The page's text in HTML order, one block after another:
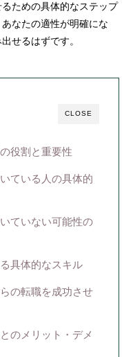
ための具体的なステップ
なたの適性が明確にな
せるはずです。
CLOSE
役割と重要性
ている人の具体的
ていない可能性の
具体的なスキル
の転職を成功させ
のメリット・デメ